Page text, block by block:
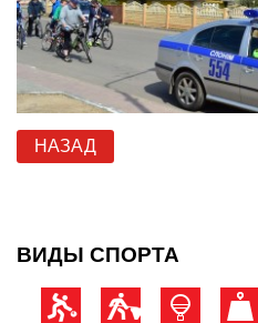
НАЗАД
ВИДЫ СПОРТА